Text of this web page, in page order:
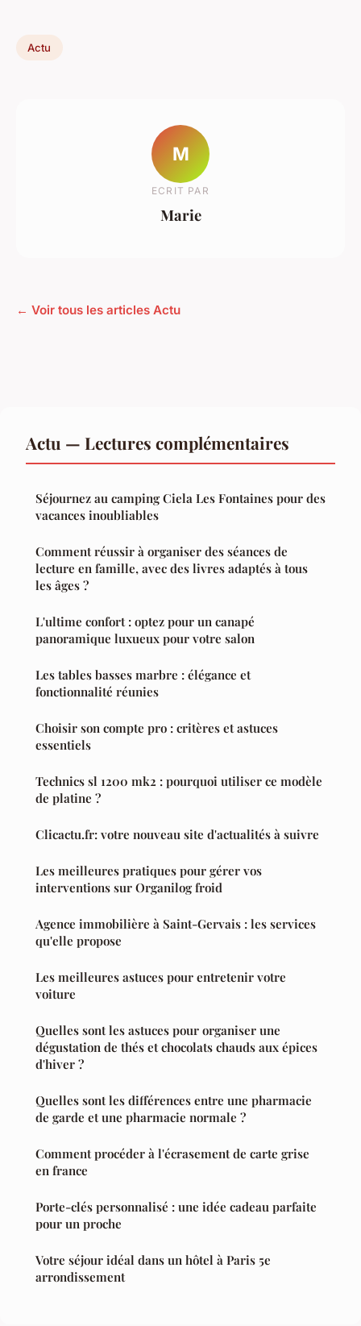
Actu
M
ECRIT PAR
Marie
← Voir tous les articles Actu
Actu — Lectures complémentaires
Séjournez au camping Ciela Les Fontaines pour des
vacances inoubliables
Comment réussir à organiser des séances de
lecture en famille, avec des livres adaptés à tous
les âges ?
L'ultime confort : optez pour un canapé
panoramique luxueux pour votre salon
Les tables basses marbre : élégance et
fonctionnalité réunies
Choisir son compte pro : critères et astuces
essentiels
Technics sl 1200 mk2 : pourquoi utiliser ce modèle
de platine ?
Clicactu.fr: votre nouveau site d'actualités à suivre
Les meilleures pratiques pour gérer vos
interventions sur Organilog froid
Agence immobilière à Saint-Gervais : les services
qu'elle propose
Les meilleures astuces pour entretenir votre
voiture
Quelles sont les astuces pour organiser une
dégustation de thés et chocolats chauds aux épices
d'hiver ?
Quelles sont les différences entre une pharmacie
de garde et une pharmacie normale ?
Comment procéder à l'écrasement de carte grise
en france
Porte-clés personnalisé : une idée cadeau parfaite
pour un proche
Votre séjour idéal dans un hôtel à Paris 5e
arrondissement